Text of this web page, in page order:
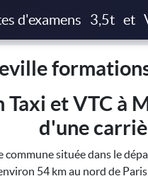
d'examens 3,5t et
formations T3P, Taxi
Taxi et VTC à
d'une
située dans le
54 km au nord de